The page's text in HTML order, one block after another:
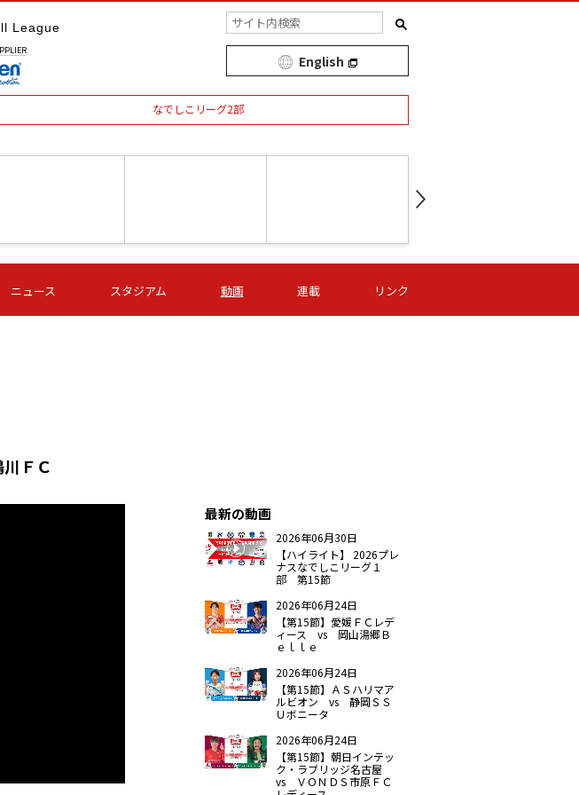
League
English
なでしこリーグ2部
いちご
-
第16節 09/06 (日) 15:00
-
第16節 09/06 (日) 15:00
- -
ニュース スタジアム 動画 連載 リンク
ＦＣ
最新の動画
2026年06月30日
【ハイライト】 2026プレ
ナスなでしこリーグ１
部 第15節
2026年06月24日
【第15節】愛媛ＦＣレデ
ィース vs 岡山湯郷Ｂ
ｅｌｌｅ
2026年06月24日
【第15節】ＡＳハリマア
ルビオン vs 静岡ＳＳ
Ｕボニータ
2026年06月24日
【第15節】朝日インテッ
ク・ラブリッジ名古屋
vs ＶＯＮＤＳ市原ＦＣ